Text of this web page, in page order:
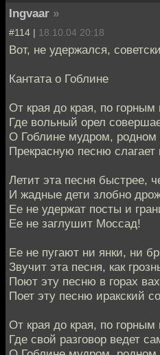
Ingvaar »
#114 | 18.10.04 20:18
Вот, не удержался,
Кантата о Гоблине
От края до края, по
Где вольный орел
О Гоблине мудром,
Прекрасную песню слагает
Летит эта песня быстрее,
И жадные дети злобно
Ее не удержат посты и
Ее не заглушит Моссад!
Ее не пугают ни янки, ни
Звучит эта песня, как
Поют эту песню в горах
Поет эту песню иракский
От края до края, по
Где свой разговор ведет